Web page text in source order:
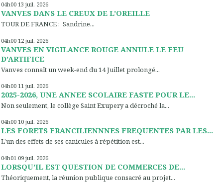
04h00 13 juil. 2026
VANVES DANS LE CREUX DE L’OREILLE
TOUR DE FRANCE : Sandrine...
04h00 12 juil. 2026
VANVES EN VIGILANCE ROUGE ANNULE LE FEU
D’ARTIFICE
Vanves connaît un week-end du 14 Juillet prolongé...
04h00 11 juil. 2026
2025-2026, UNE ANNEE SCOLAIRE FASTE POUR LE...
Non seulement, le collège Saint Exupery a décroché la...
04h00 10 juil. 2026
LES FORETS FRANCILIENNNES FREQUENTES PAR LES...
L’un des effets de ses canicules à répétition est...
04h01 09 juil. 2026
LORSQU’IL EST QUESTION DE COMMERCES DE...
Théoriquement, la réunion publique consacré au projet...